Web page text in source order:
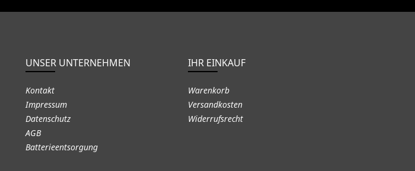
UNSER UNTERNEHMEN
Kontakt
Impressum
Datenschutz
AGB
Batterieentsorgung
IHR EINKAUF
Warenkorb
Versandkosten
Widerrufsrecht